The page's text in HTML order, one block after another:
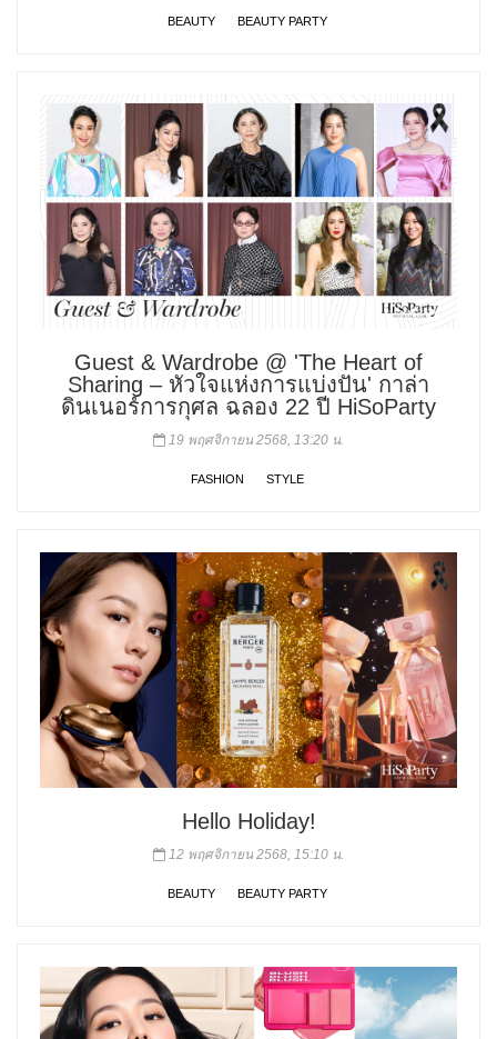
BEAUTY BEAUTY PARTY
Guest & Wardrobe @ 'The Heart of
Sharing – หัวใจแห่งการแบ่งปัน' กาล่า
ดินเนอร์การกุศล ฉลอง 22 ปี HiSoParty
19 พฤศจิกายน 2568, 13:20 น.
FASHION STYLE
Hello Holiday!
12 พฤศจิกายน 2568, 15:10 น.
BEAUTY BEAUTY PARTY